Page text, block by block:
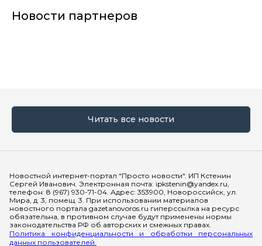
Новости партнеров
Читать все новости
Новостной интернет-портал "Просто новости". ИП Кстенин
Сергей Иванович. Электронная почта: ipkstenin@yandex.ru,
телефон: 8 (967) 930-71-04. Адрес: 353900, Новороссийск, ул.
Мира, д. 3, помещ. 3. При использовании материалов
новостного портала gazetanovoros.ru гиперссылка на ресурс
обязательна, в противном случае будут применены нормы
законодательства РФ об авторских и смежных правах.
Политика конфиденциальности и обработки персональных
данных пользователей.